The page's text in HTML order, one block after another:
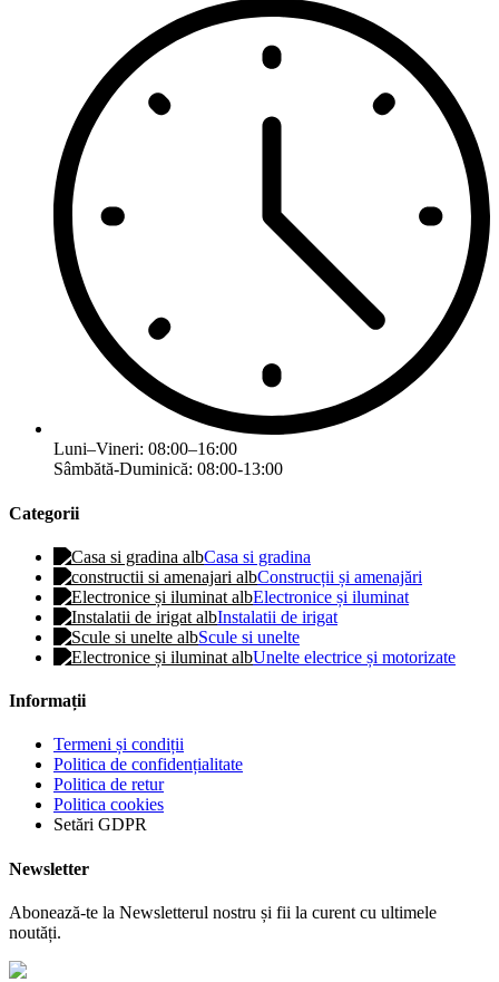
Luni–Vineri: 08:00–16:00
Sâmbătă-Duminică: 08:00-13:00
Categorii
Casa si gradina
Construcții și amenajări
Electronice și iluminat
Instalatii de irigat
Scule si unelte
Unelte electrice și motorizate
Informații
Termeni și condiții
Politica de confidențialitate
Politica de retur
Politica cookies
Setări GDPR
Newsletter
Abonează-te la Newsletterul nostru și fii la curent cu ultimele
noutăți.